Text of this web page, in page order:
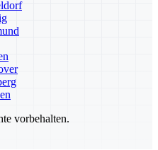
vorbehalten.